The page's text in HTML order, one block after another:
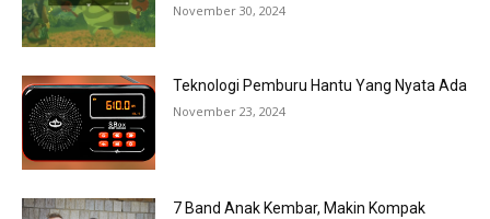
November 30, 2024
Teknologi Pemburu Hantu Yang Nyata Ada
November 23, 2024
7 Band Anak Kembar, Makin Kompak